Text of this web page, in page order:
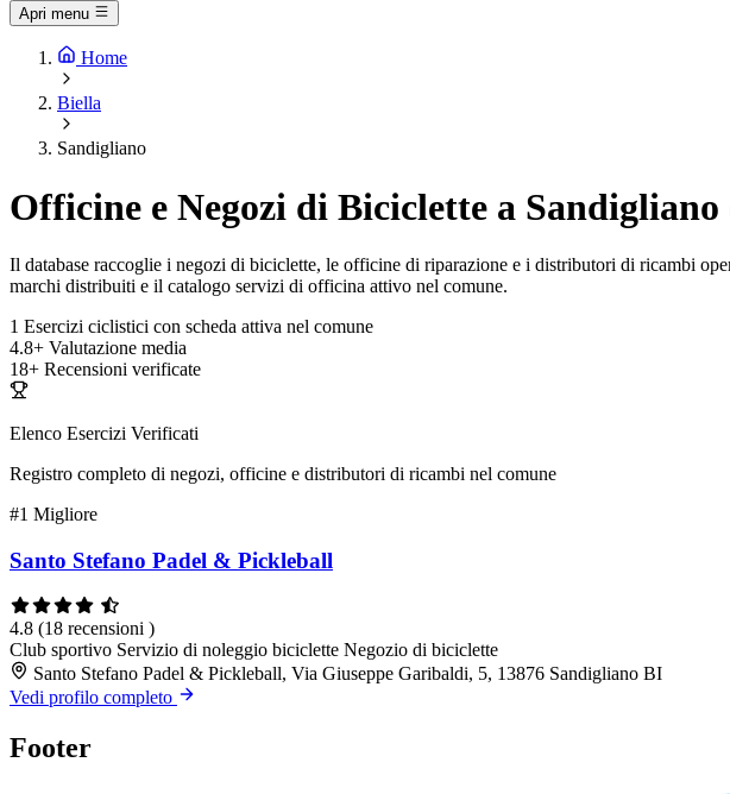
Apri menu
Home
Biella
Sandigliano
Officine e Negozi di Biciclette a Sandigliano
Il database raccoglie i negozi di biciclette, le officine di riparazione e i distributori di ricambi
marchi distribuiti e il catalogo servizi di officina attivo nel comune.
1 Esercizi ciclistici con scheda attiva nel comune
4.8+ Valutazione media
18+ Recensioni verificate
Elenco Esercizi Verificati
Registro completo di negozi, officine e distributori di ricambi nel comune
#1 Migliore
Santo Stefano Padel & Pickleball
4.8 (18 recensioni )
Club sportivo Servizio di noleggio biciclette Negozio di biciclette
Santo Stefano Padel & Pickleball, Via Giuseppe Garibaldi, 5, 13876 Sandigliano BI
Vedi profilo completo
Footer